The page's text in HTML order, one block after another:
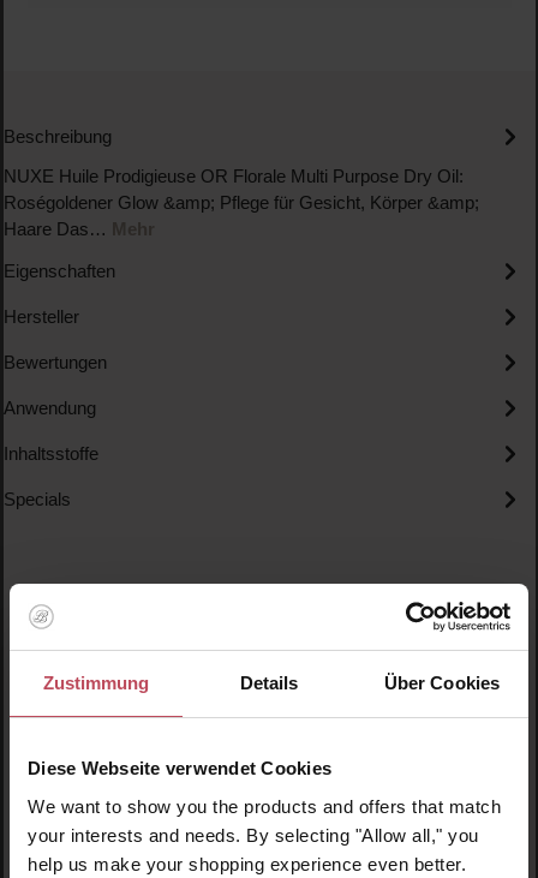
Zustimmung Details Über Cookies
Diese Webseite verwendet Cookies
We want to show you the products and offers that match
your interests and needs. By selecting "Allow all," you
help us make your shopping experience even better.
Beschreibung
NUXE Huile Prodigieuse OR Florale Multi Purpose Dry Oil:
Roségoldener Glow &amp; Pflege für Gesicht, Körper &amp;
Haare Das… Mehr
Eigenschaften
Hersteller
Bewertungen
Anwendung
Inhaltsstoffe
Specials
Produktgalerie überspringen
Ähnliche Produkte